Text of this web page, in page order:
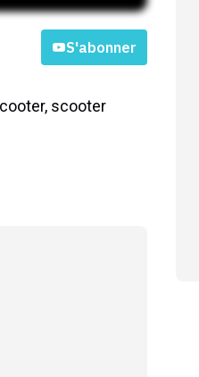
S'abonner
scooter